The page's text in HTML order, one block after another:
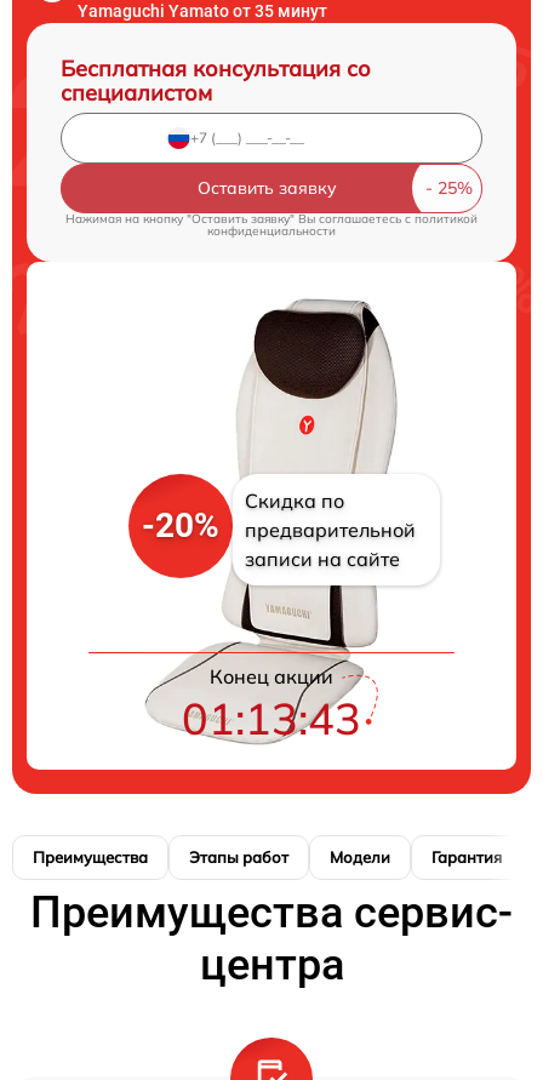
Yamaguchi Yamato от 35 минут
Бесплатная консультация со
специалистом
Оставить заявку
Нажимая на кнопку "Оставить заявку" Вы соглашаетесь cполитикой
конфиденциальности
-20%
Скидка по
предварительной
записи на сайте
Конец акции
01:13:42
Преимущества Этапы работ Модели Гарантия
Преимущества сервис-
центра